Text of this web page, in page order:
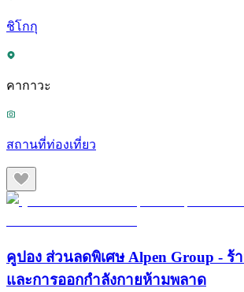
ชิโกกุ
คากาวะ
สถานที่ท่องเที่ยว
คูปอง ส่วนลดพิเศษ Alpen Group -
และการออกกำลังกายห้ามพลาด